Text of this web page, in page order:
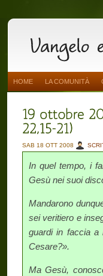
HOME LA COMUNITÀ
SAB 18 OTT 2008
In quel tempo, i
Gesù nei suoi
Mandarono
sei veritiero e
guardi in faccia a
Cesare?».
Ma Gesù,